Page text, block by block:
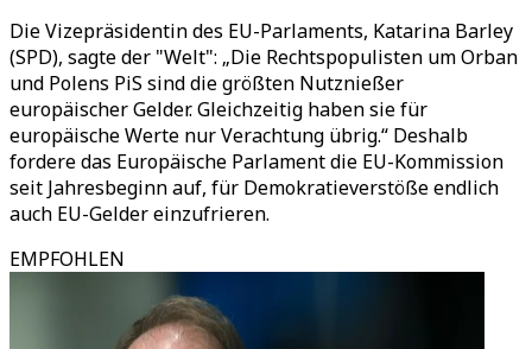
Die Vizepräsidentin des EU-Parlaments, Katarina Barley
(SPD), sagte der "Welt": „Die Rechtspopulisten um Orban
und Polens PiS sind die größten Nutznießer
europäischer Gelder. Gleichzeitig haben sie für
europäische Werte nur Verachtung übrig.“ Deshalb
fordere das Europäische Parlament die EU-Kommission
seit Jahresbeginn auf, für Demokratieverstöße endlich
auch EU-Gelder einzufrieren.
EMPFOHLEN